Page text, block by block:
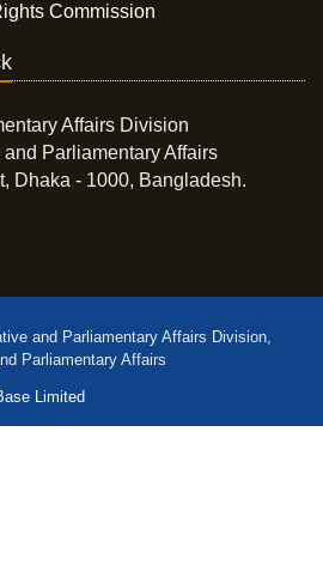
Commission
Affairs Division
Parliamentary Affairs
Dhaka - 1000, Bangladesh.
and Parliamentary Affairs Division,
Parliamentary Affairs
Limited